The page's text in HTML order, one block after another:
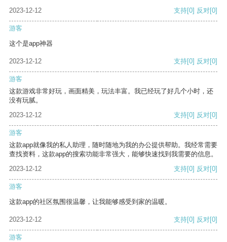
2023-12-12 支持[0] 反对[0]
游客
这个是app神器
2023-12-12 支持[0] 反对[0]
游客
这款游戏非常好玩，画面精美，玩法丰富。我已经玩了好几个小时，还
没有玩腻。
2023-12-12
支持[0] 反对[0]
游客
这款app就像我的私人助理，随时随地为我的办公提供帮助。我经常需要
查找资料，这款app的搜索功能非常强大，能够快速找到我需要的信息。
2023-12-12
支持[0] 反对[0]
游客
这款app的社区氛围很温馨，让我能够感受到家的温暖。
2023-12-12 支持[0] 反对[0]
游客